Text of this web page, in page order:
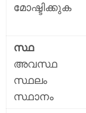
മോഷ്ടിക്കുക
സ്ഥ
അവസ്ഥ
സ്ഥലം
സ്ഥാനം